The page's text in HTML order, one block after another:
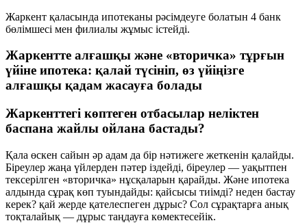
Жаркент қаласында ипотеканы рәсімдеуге болатын 4 банк
бөлімшесі мен филиалы жұмыс істейді.
Жаркентте алғашқы және «вторичка» тұрғын
үйіне ипотека: қалай түсініп, өз үйіңізге
алғашқы қадам жасауға болады
Жаркенттегі көптеген отбасылар неліктен
баспана жайлы ойлана бастады?
Қала өскен сайын әр адам да бір нәтижеге жеткенін қалайды.
Біреулер жаңа үйлерден пәтер іздейді, біреулер — уақытпен
тексерілген «вторичка» нұсқаларын қарайды. Және ипотека
алдында сұрақ көп туындайды: қайсысы тиімді? неден бастау
керек? қай жерде қателеспеген дұрыс? Сол сұрақтарға анық
тоқталайық — дұрыс таңдауға көмектесейік.